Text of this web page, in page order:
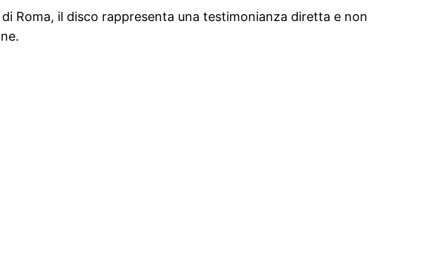
Roma, il disco rappresenta una testimonianza diretta e non